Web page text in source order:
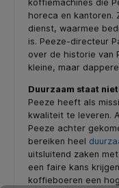
koffiemachines die
horeca en kantoren.
dienst, waarmee
is. Peeze-directeur
over de historie van
kleine, maar
Duurzaam staat
Peeze heeft als
kwaliteit te leveren.
Peeze achter
bereiken heel
uitsluitend zaken
een faire kans
koffieboeren een